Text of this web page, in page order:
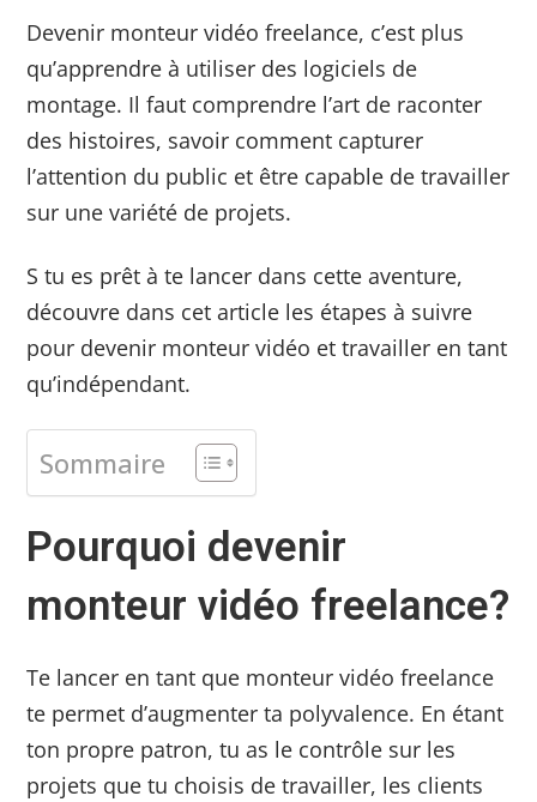
Devenir monteur vidéo freelance, c’est plus
qu’apprendre à utiliser des logiciels de
montage. Il faut comprendre l’art de raconter
des histoires, savoir comment capturer
l’attention du public et être capable de travailler
sur une variété de projets.
S tu es prêt à te lancer dans cette aventure,
découvre dans cet article les étapes à suivre
pour devenir monteur vidéo et travailler en tant
qu’indépendant.
Sommaire
Pourquoi devenir
monteur vidéo freelance?
Te lancer en tant que monteur vidéo freelance
te permet d’augmenter ta polyvalence. En étant
ton propre patron, tu as le contrôle sur les
projets que tu choisis de travailler, les clients